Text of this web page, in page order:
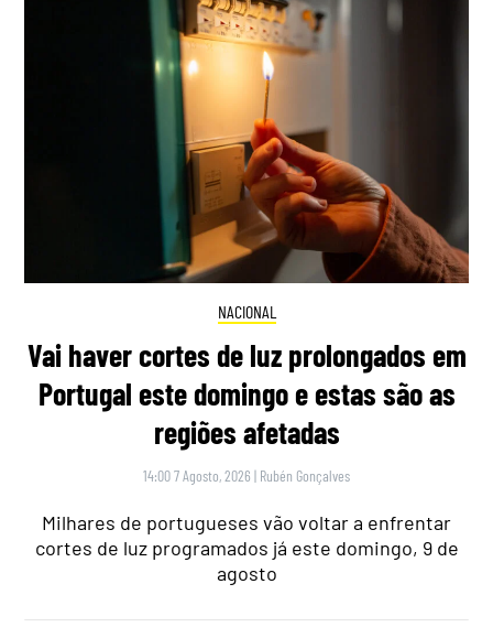
NACIONAL
Vai haver cortes de luz prolongados em
Portugal este domingo e estas são as
regiões afetadas
14:00 7 Agosto, 2026 | Rubén Gonçalves
Milhares de portugueses vão voltar a enfrentar
cortes de luz programados já este domingo, 9 de
agosto